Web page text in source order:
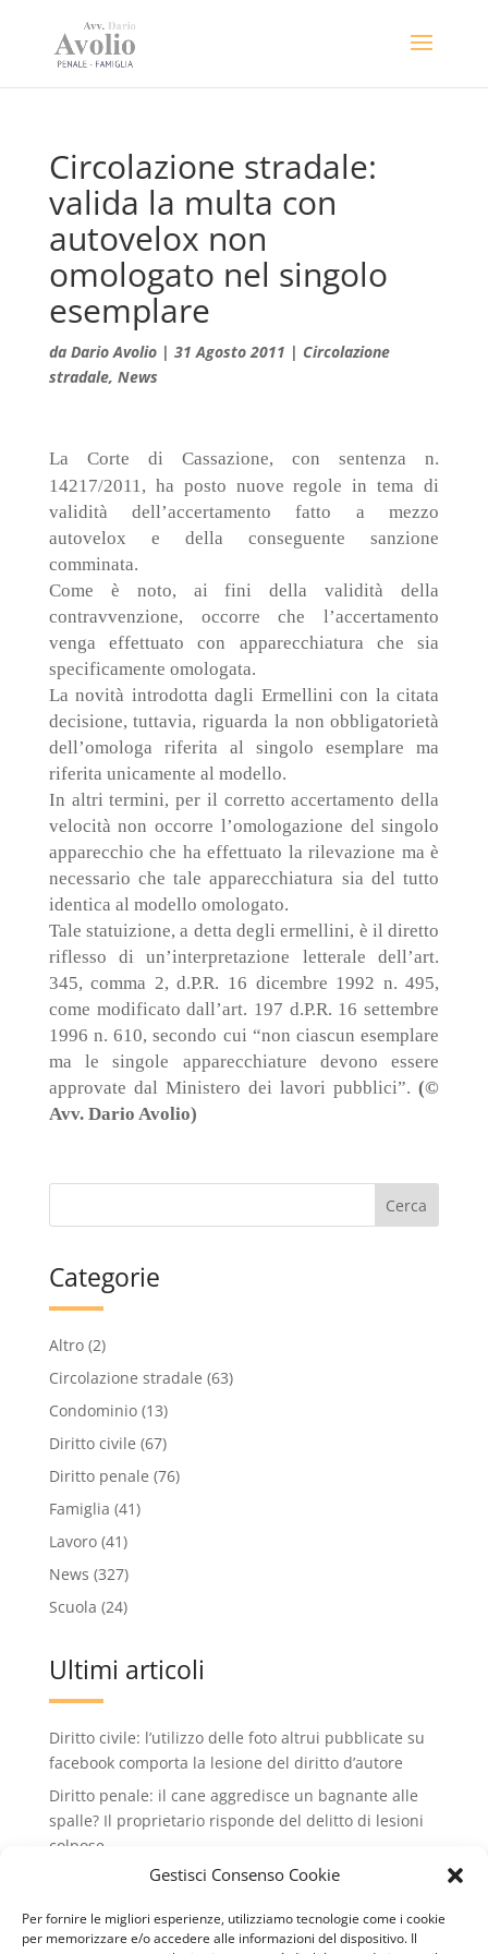
Gestisci Consenso Cookie
Per fornire le migliori esperienze, utilizziamo tecnologie come i cookie
per memorizzare e/o accedere alle informazioni del dispositivo. Il
Circolazione stradale:
valida la multa con
autovelox non
omologato nel singolo
esemplare
da Dario Avolio| 31 Agosto 2011 | Circolazione
stradale, News
La Corte di Cassazione, con sentenza n.
14217/2011, ha posto nuove regole in tema di
validità dell’accertamento fatto a mezzo
autovelox e della conseguente sanzione
comminata.
Come è noto, ai fini della validità della
contravvenzione, occorre che l’accertamento
venga effettuato con apparecchiatura che sia
specificamente omologata.
La novità introdotta dagli Ermellini con la citata
decisione, tuttavia, riguarda la non obbligatorietà
dell’omologa riferita al singolo esemplare ma
riferita unicamente al modello.
In altri termini, per il corretto accertamento della
velocità non occorre l’omologazione del singolo
apparecchio che ha effettuato la rilevazione ma è
necessario che tale apparecchiatura sia del tutto
identica al modello omologato.
Tale statuizione, a detta degli ermellini, è il diretto
riflesso di un’interpretazione letterale dell’art.
345, comma 2, d.P.R. 16 dicembre 1992 n. 495,
come modificato dall’art. 197 d.P.R. 16 settembre
1996 n. 610, secondo cui “non ciascun esemplare
ma le singole apparecchiature devono essere
approvate dal Ministero dei lavori pubblici”.(©
Avv. Dario Avolio)
Categorie
Altro(2)
Circolazione stradale (63)
Condominio(13)
Diritto civile (67)
Diritto penale (76)
Famiglia (41)
Lavoro(41)
News (327)
Scuola (24)
Ultimi articoli
Diritto civile: l’utilizzo delle foto altrui pubblicate su
facebook comporta la lesione del diritto d’autore
Diritto penale: il cane aggredisce un bagnante alle
spalle? Il proprietario risponde del delitto di lesioni
colpose.
Condominio: no all'installazione di condizionatori
Lavoro: valido il licenziamento intimato via wathsApp